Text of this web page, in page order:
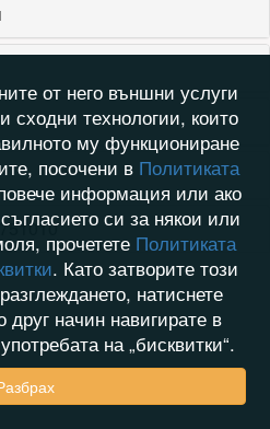
от него външни услуги
сходни технологии, които
му функциониране
посочени в Политиката
информация или ако
си за някои или
прочетете Политиката
. Като затворите този
натиснете
друг начин навигирате в
на „бисквитки“.